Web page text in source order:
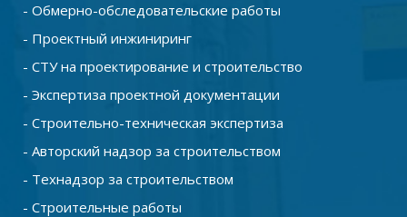
- Обмерно-обследовательские работы
- Проектный инжиниринг
- СТУ на проектирование и строительство
- Экспертиза проектной документации
- Строительно-техническая экспертиза
- Авторский надзор за строительством
- Технадзор за строительством
- Строительные работы